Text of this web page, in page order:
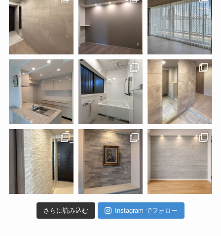
さらに読み込む Instagram でフォロー